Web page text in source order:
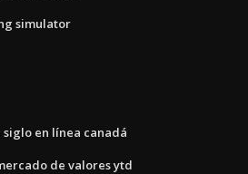
simulator
en línea canadá
de valores ytd